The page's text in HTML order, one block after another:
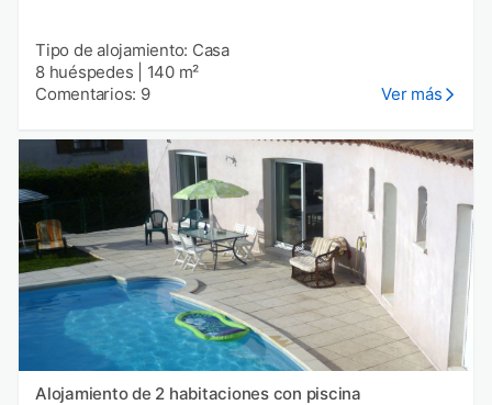
Tipo de alojamiento: Casa
8 huéspedes
140 m²
Comentarios: 9
Ver más
Alojamiento de 2 habitaciones con piscina